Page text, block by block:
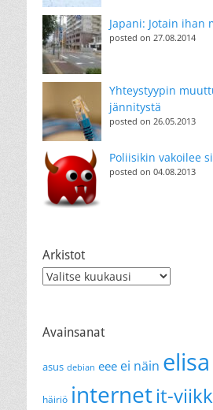
Japani: Jotain ihan
posted on 27.08.2014
Yhteystyypin
jännitystä
posted on 26.05.2013
Poliisikin vakoilee
posted on 04.08.2013
Arkistot
Arkistot
Avainsanat
asus debian eee ei näin elisa
häiriö internetit-